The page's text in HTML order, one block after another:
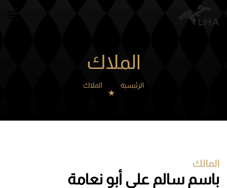
الملاك
الرئيسية الملاك
المالك
باسم سالم علي أبو نعامة